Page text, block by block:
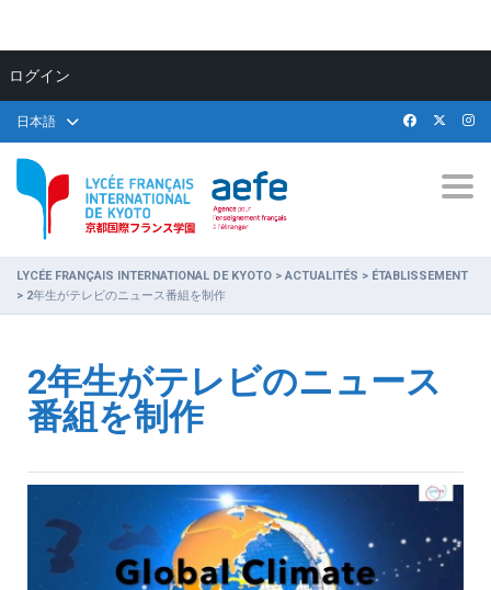
ログイン
日本語
LYCÉE FRANÇAIS INTERNATIONAL DE KYOTO >ACTUALITÉS > ÉTABLISSEMENT
> 2年生がテレビのニュース番組を制作
2年生がテレビのニュース
番組を制作